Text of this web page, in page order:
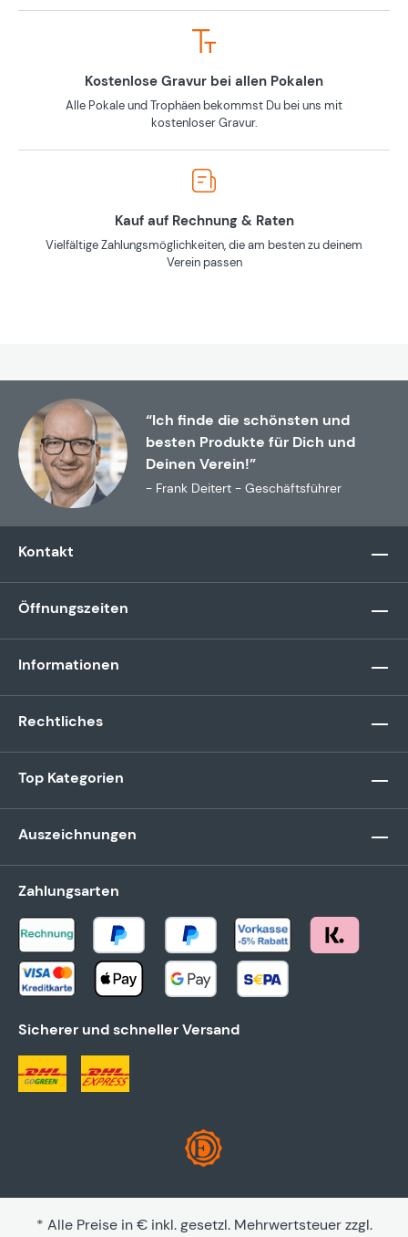
Kostenlose Gravur bei allen Pokalen
Alle Pokale und Trophäen bekommst Du bei uns mit
kostenloser Gravur.
Kauf auf Rechnung & Raten
Vielfältige Zahlungsmöglichkeiten, die am besten zu deinem
Verein passen
“Ich finde die schönsten und
besten Produkte für Dich und
Deinen Verein!”
- Frank Deitert - Geschäftsführer
Kontakt
Öffnungszeiten
Informationen
Rechtliches
Top Kategorien
Auszeichnungen
Zahlungsarten
Sicherer und schneller Versand
* Alle Preise in € inkl. gesetzl. Mehrwertsteuer zzgl.